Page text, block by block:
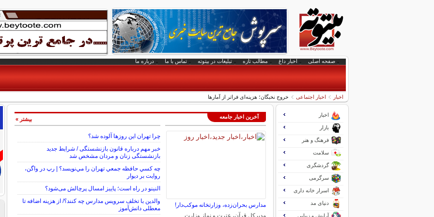
صفحه اصلی اخبار داغ مطالب تازه تبلیغات در بیتوته تماس با ما درباره ما
اخبار اخبار اجتماعی خروج نخبگان؛ هزینه‌ای فراتر از آمارها
آخرین اخبار جامعه
مدارس بحران‌زده، وزارتخانه موکب‌دار!
مدیرکل قرآن، عترت و نماز وزارت
چرا تهران این روزها آلوده شد؟
خبر مهم درباره قانون بازنشستگی / شرایط جدید
بازنشستگی زنان و مردان مشخص شد
چه كسي حافظه جمعي تهران را مي‌نويسد؟ | رپ در واگن،
روايت بر ديوار
النینو در راه است؛ پاییز امسال پرچالش می‌شود؟
والدین با تخلف سرویس مدارس چه کنند؟/ از هزینه اضافه تا
معطلی دانش‌آموز
بیشتر »
اخبار
بازار
فرهنگ و هنر
سلامت
گردشگری
سرگرمی
اسرار خانه داری
دنیای مد
آرایش و زیبایی